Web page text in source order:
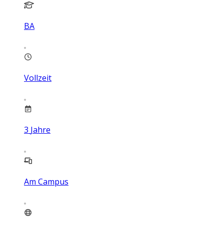
BA
Vollzeit
3 Jahre
Am Campus